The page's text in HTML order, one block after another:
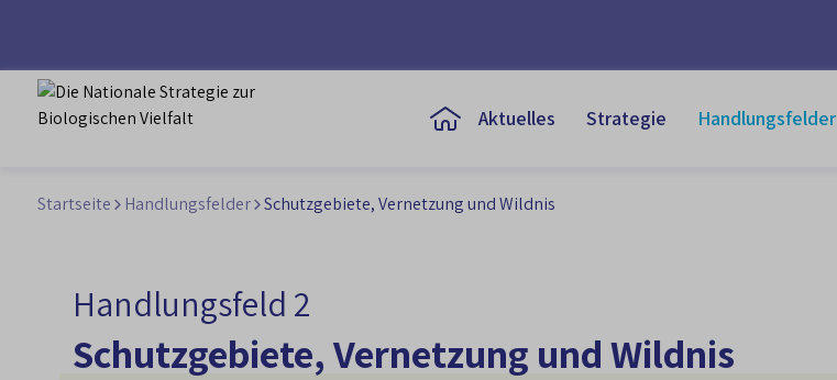
Aktuelles Strategie Handlungsfelder
Startseite Handlungsfelder Schutzgebiete, Vernetzung und Wildnis
Handlungsfeld 2
Schutzgebiete, Vernetzung und Wildnis